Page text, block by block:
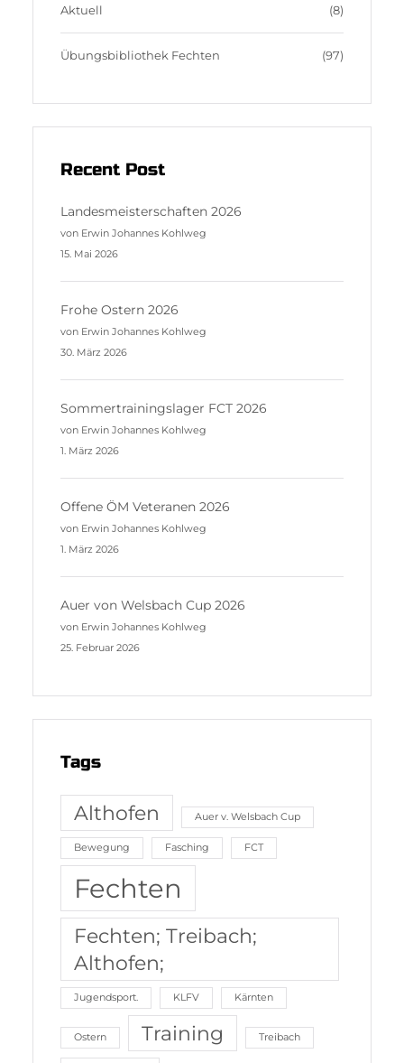
m
s
Aktuell (8)
Übungsbibliothek Fechten (97)
Recent Post
Landesmeisterschaften 2026
von Erwin Johannes Kohlweg
15. Mai 2026
Frohe Ostern 2026
von Erwin Johannes Kohlweg
30. März 2026
Sommertrainingslager FCT 2026
von Erwin Johannes Kohlweg
1. März 2026
Offene ÖM Veteranen 2026
von Erwin Johannes Kohlweg
1. März 2026
Auer von Welsbach Cup 2026
von Erwin Johannes Kohlweg
25. Februar 2026
Tags
Althofen Auer v. Welsbach Cup
Bewegung Fasching FCT
Fechten
Fechten; Treibach;
Althofen;
Jugendsport. KLFV Kärnten
Ostern Training Treibach